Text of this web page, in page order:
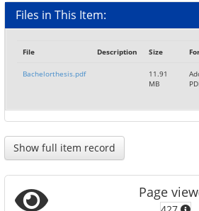
Files in This Item:
File Description Size
Bachelorthesis.pdf
11.91
MB
Show full item record
Page